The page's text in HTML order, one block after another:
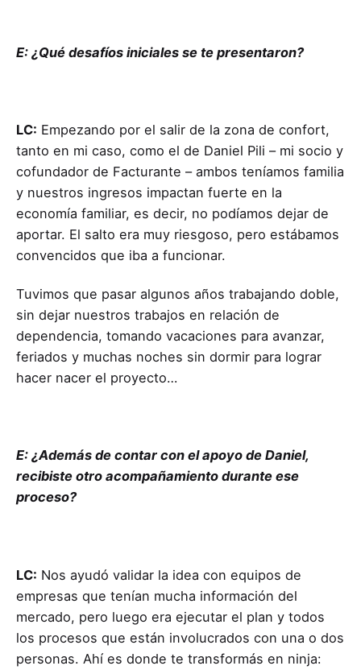
E: ¿Qué desafíos iniciales se te presentaron?
LC: Empezando por el salir de la zona de confort,
tanto en mi caso, como el de Daniel Pili – mi socio y
cofundador de Facturante – ambos teníamos familia
y nuestros ingresos impactan fuerte en la
economía familiar, es decir, no podíamos dejar de
aportar. El salto era muy riesgoso, pero estábamos
convencidos que iba a funcionar.
Tuvimos que pasar algunos años trabajando doble,
sin dejar nuestros trabajos en relación de
dependencia, tomando vacaciones para avanzar,
feriados y muchas noches sin dormir para lograr
hacer nacer el proyecto…
E: ¿Además de contar con el apoyo de Daniel,
recibiste otro acompañamiento durante ese
proceso?
LC: Nos ayudó validar la idea con equipos de
empresas que tenían mucha información del
mercado, pero luego era ejecutar el plan y todos
los procesos que están involucrados con una o dos
personas. Ahí es donde te transformás en ninja: